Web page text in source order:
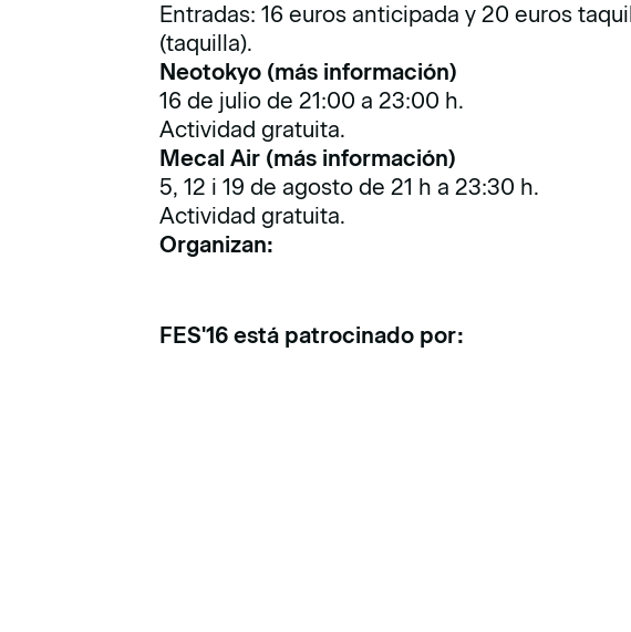
Entradas: 16 euros anticipada y 20 euros
(taquilla).
Neotokyo (más información)
16 de julio de 21:00 a 23:00 h.
Actividad gratuita.
Mecal Air (más información)
5, 12 i 19 de agosto de 21 h a 23:30 h.
Actividad gratuita.
Organizan:
FES'16 está patrocinado por: